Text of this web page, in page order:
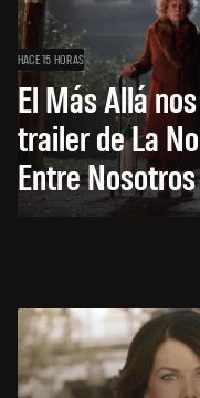
HACE 15 HORAS
El Más Allá
trailer de La
Entre Nosotros